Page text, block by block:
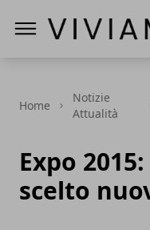
Home
Notizie
Attualità
Expo
scelto